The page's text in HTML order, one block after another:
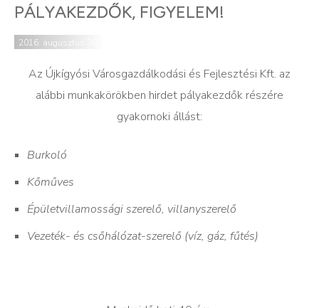
PÁLYAKEZDŐK, FIGYELEM!
2016. augusztus 30.
Az Újkígyósi Városgazdálkodási és Fejlesztési Kft. az
alábbi munkakörökben hirdet pályakezdők részére
gyakornoki állást:
Burkoló
Kőműves
Épületvillamossági szerelő, villanyszerelő
Vezeték- és csőhálózat-szerelő (víz, gáz, fűtés)